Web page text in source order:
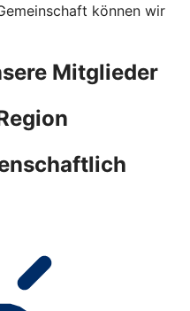
können wir
Mitglieder